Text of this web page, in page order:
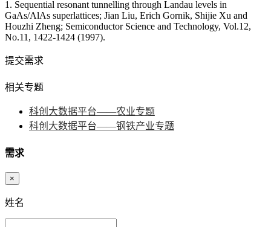
1. Sequential resonant tunnelling through Landau levels in
GaAs/AlAs superlattices; Jian Liu, Erich Gornik, Shijie Xu and
Houzhi Zheng; Semiconductor Science and Technology, Vol.12,
No.11, 1422-1424 (1997).
提交需求
相关专题
科创大数据平台——农业专题
科创大数据平台——钢铁产业专题
需求
×
姓名